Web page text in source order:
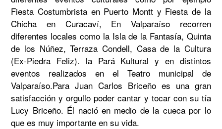
Fiesta Costumbrista en Puerto Montt y Fiesta de la
Chicha en Curacaví, En Valparaíso recorren
diferentes locales como la Isla de la Fantasía, Quinta
de los Núñez, Terraza Condell, Casa de la Cultura
(Ex-Piedra Feliz). la Pará Kultural y en distintos
eventos realizados en el Teatro municipal de
Valparaíso.Para Juan Carlos Briceño es una gran
satisfacción y orgullo poder cantar y tocar con su tía
Lucy Briceño. Él nació en medio de la cueca por lo
que es muy importante en su vida.